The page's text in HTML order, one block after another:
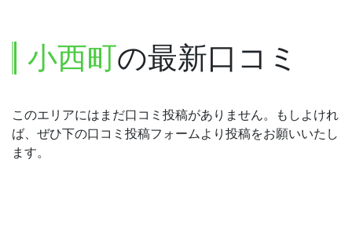
小西町の最新口コミ
このエリアにはまだ口コミ投稿がありません。もしよけれ
ば、ぜひ下の口コミ投稿フォームより投稿をお願いいたし
ます。